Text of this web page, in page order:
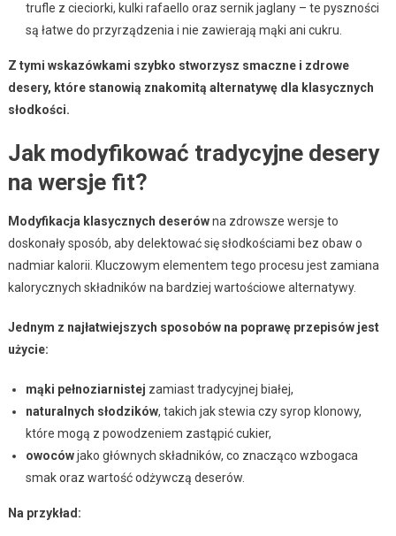
trufle z cieciorki, kulki rafaello oraz sernik jaglany – te pyszności
są łatwe do przyrządzenia i nie zawierają mąki ani cukru.
Z tymi wskazówkami szybko stworzysz smaczne i zdrowe
desery, które stanowią znakomitą alternatywę dla klasycznych
słodkości.
Jak modyfikować tradycyjne desery
na wersje fit?
Modyfikacja klasycznych deserówna zdrowsze wersje to
doskonały sposób, aby delektować się słodkościami bez obaw o
nadmiar kalorii. Kluczowym elementem tego procesu jest zamiana
kalorycznych składników na bardziej wartościowe alternatywy.
Jednym z najłatwiejszych sposobów na poprawę przepisów jest
użycie:
mąki pełnoziarnistej zamiast tradycyjnej białej,
naturalnych słodzików, takich jak stewia czy syrop klonowy,
które mogą z powodzeniem zastąpić cukier,
owocówjako głównych składników, co znacząco wzbogaca
smak oraz wartość odżywczą deserów.
Na przykład: